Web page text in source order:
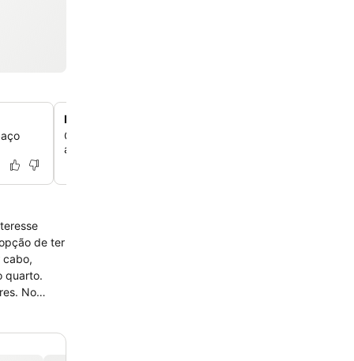
Excelente acesso a transportes públicos
Conecte-se facilmente a Lisboa, Sintra, Praia do
através de serviços frequentes de ônibus e trem
de ter
cabo,
quarto.
No